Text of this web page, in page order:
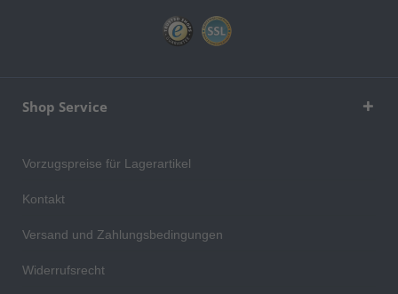
Shop Service
Vorzugspreise für Lagerartikel
Kontakt
Versand und Zahlungsbedingungen
Widerrufsrecht